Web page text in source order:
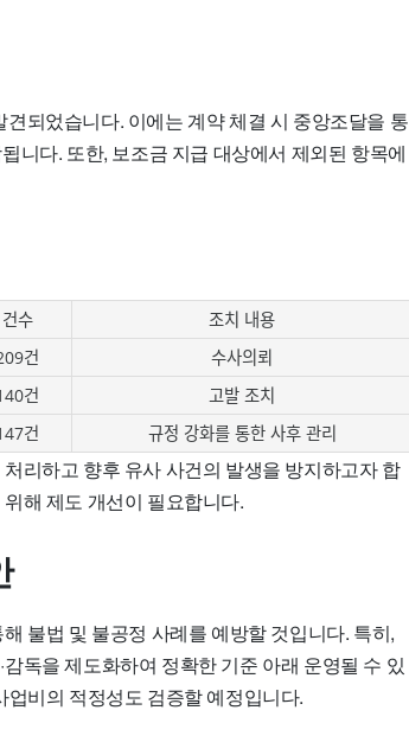
견되었습니다. 이에는 계약 체결 시 중앙조달을 통
니다. 또한, 보조금 지급 대상에서 제외된 항목에
건수
조치 내용
건
수사의뢰
건
고발 조치
건 규정 강화를 통한 사후 관리
리하고 향후 유사 사건의 발생을 방지하고자 합
해 제도 개선이 필요합니다.
불법 및 불공정 사례를 예방할 것입니다. 특히,
독을 제도화하여 정확한 기준 아래 운영될 수 있
비의 적정성도 검증할 예정입니다.